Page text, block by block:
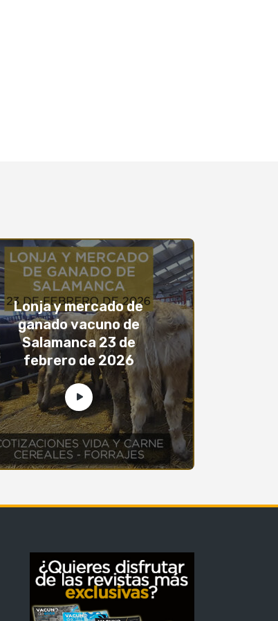
Lonja y mercado de
ganado vacuno de
Salamanca 23 de
febrero de 2026